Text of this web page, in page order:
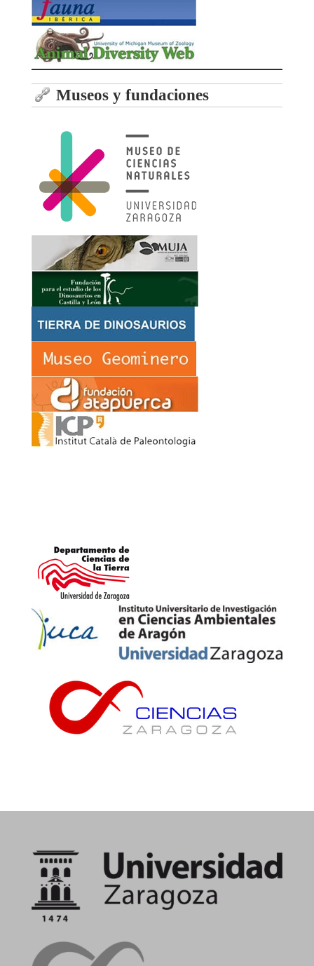
Museos y fundaciones